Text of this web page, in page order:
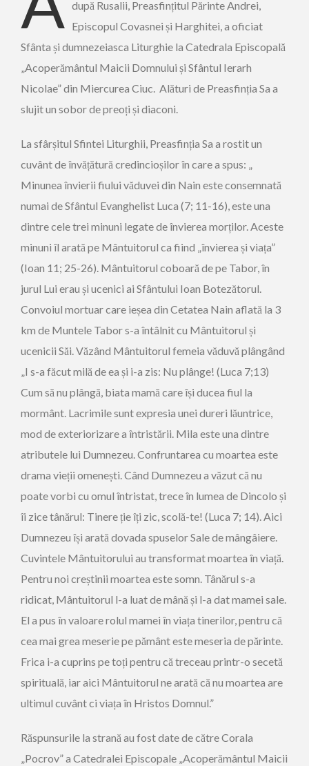
după Rusalii, Preasfințitul Părinte Andrei,
Episcopul Covasnei și Harghitei, a oficiat
Sfânta și dumnezeiasca Liturghie la Catedrala Episcopală
„Acoperământul Maicii Domnului și Sfântul Ierarh
Nicolae” din Miercurea Ciuc. Alături de Preasfinția Sa a
slujit un sobor de preoți și diaconi.
La sfârșitul Sfintei Liturghii, Preasfinția Sa a rostit un
cuvânt de învățătură credincioșilor în care a spus: „
Minunea învierii fiului văduvei din Nain este consemnată
numai de Sfântul Evanghelist Luca (7; 11-16), este una
dintre cele trei minuni legate de învierea morților. Aceste
minuni îl arată pe Mântuitorul ca fiind „învierea și viața”
(Ioan 11; 25-26). Mântuitorul coboară de pe Tabor, în
jurul Lui erau și ucenici ai Sfântului Ioan Botezătorul.
Convoiul mortuar care ieșea din Cetatea Nain aflată la 3
km de Muntele Tabor s-a întâlnit cu Mântuitorul și
ucenicii Săi. Văzând Mântuitorul femeia văduvă plângând
„I s-a făcut milă de ea și i-a zis: Nu plânge! (Luca 7;13)
Cum să nu plângă, biata mamă care își ducea fiul la
mormânt. Lacrimile sunt expresia unei dureri lăuntrice,
mod de exteriorizare a întristării. Mila este una dintre
atributele lui Dumnezeu. Confruntarea cu moartea este
drama vieții omenești. Când Dumnezeu a văzut că nu
poate vorbi cu omul întristat, trece în lumea de Dincolo și
îi zice tânărul: Tinere ție îți zic, scolă-te! (Luca 7; 14). Aici
Dumnezeu își arată dovada spuselor Sale de mângâiere.
Cuvintele Mântuitorului au transformat moartea în viață.
Pentru noi creștinii moartea este somn. Tânărul s-a
ridicat, Mântuitorul l-a luat de mână și l-a dat mamei sale.
El a pus în valoare rolul mamei în viața tinerilor, pentru că
cea mai grea meserie pe pământ este meseria de părinte.
Frica i-a cuprins pe toți pentru că treceau printr-o secetă
spirituală, iar aici Mântuitorul ne arată că nu moartea are
ultimul cuvânt ci viața în Hristos Domnul.”
Răspunsurile la strană au fost date de către Corala
„Pocrov” a Catedralei Episcopale „Acoperământul Maicii